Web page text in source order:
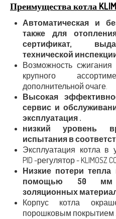
Преимущества котла
Автоматическая и
также для
сертификат,
технической инспекции
Возможность
крупного
дополнительной очаге.
Высокая
сервис и
эксплуатация .
низкий уровень
испытания в
Эксплуатация котла в
PID -регулятор - KLIMOSZ
Низкие потери
помощью 50 мм
золяционных
Корпус котла
порошковым покрытием .